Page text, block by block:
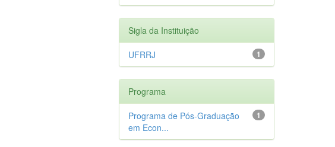
Sigla da Instituição
1
UFRRJ
Programa
1
Programa de Pós-Graduação
em Econ...